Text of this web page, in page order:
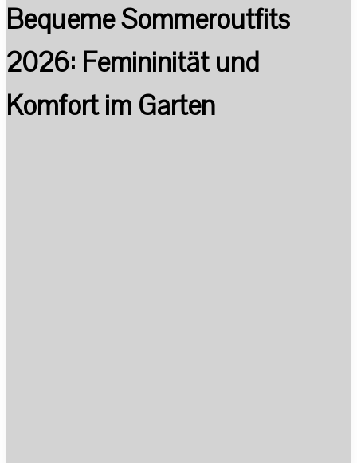
Bequeme Sommeroutfits
2026: Femininität und
Komfort im Garten